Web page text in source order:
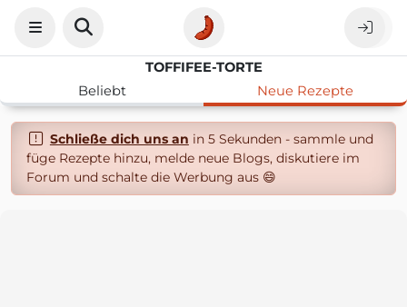
TOFFIFEE-TORTE
Beliebt
Neue Rezepte
Schließe dich uns an in 5 Sekunden - sammle und
füge Rezepte hinzu, melde neue Blogs, diskutiere im
Forum und schalte die Werbung aus 😄